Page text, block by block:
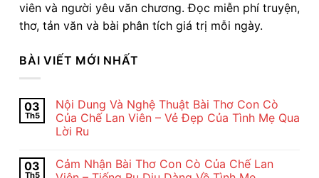
viên và người yêu văn chương. Đọc miễn phí truyện,
thơ, tản văn và bài phân tích giá trị mỗi ngày.
BÀI VIẾT MỚI NHẤT
03
Th5
Nội Dung Và Nghệ Thuật Bài Thơ Con Cò
Của Chế Lan Viên – Vẻ Đẹp Của Tình Mẹ Qua
Lời Ru
bình
luận
03
Th5
Cảm Nhận Bài Thơ Con Cò Của Chế Lan